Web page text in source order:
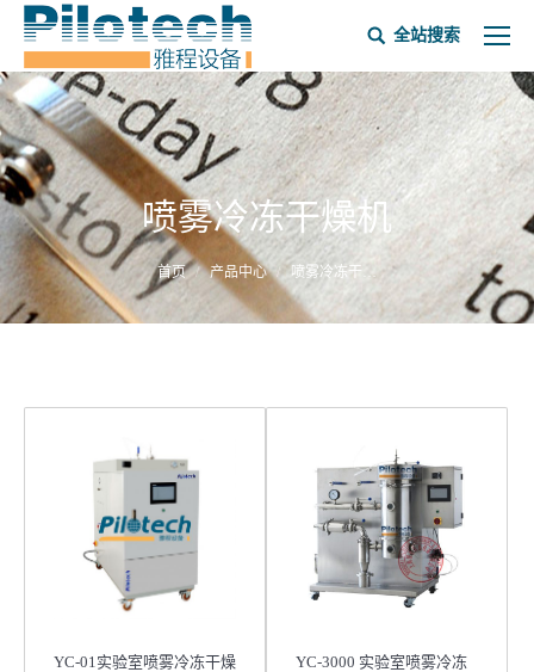
全站搜索
喷雾冷冻干燥机
当前位置： 首页 产品中心 喷雾冷冻干…
YC-01实验室喷雾冷冻干燥 YC-3000 实验室喷雾冷冻